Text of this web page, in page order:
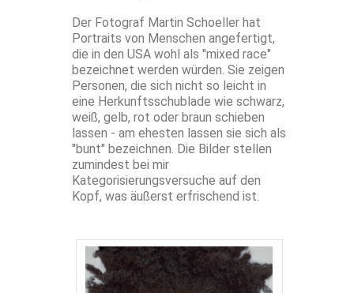
Der Fotograf Martin Schoeller hat
Portraits von Menschen angefertigt,
die in den USA wohl als "mixed race"
bezeichnet werden würden. Sie zeigen
Personen, die sich nicht so leicht in
eine Herkunftsschublade wie schwarz,
weiß, gelb, rot oder braun schieben
lassen - am ehesten lassen sie sich als
"bunt" bezeichnen. Die Bilder stellen
zumindest bei mir
Kategorisierungsversuche auf den
Kopf, was äußerst erfrischend ist.